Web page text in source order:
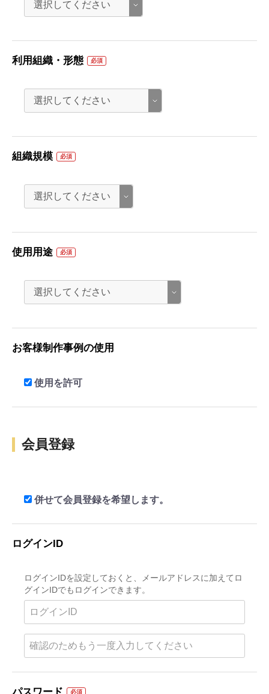
利用組織・形態 必須
組織規模 必須
使用用途 必須
お客様制作事例の使用
使用を許可
会員登録
併せて会員登録を希望します。
ログインID
ログインIDを設定しておくと、メールアドレスに加えてロ
グインIDでもログインできます。
必須